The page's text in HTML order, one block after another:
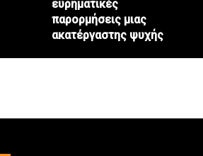
ευρηματικές
παρορμήσεις μιας
ακατέργαστης ψυχής